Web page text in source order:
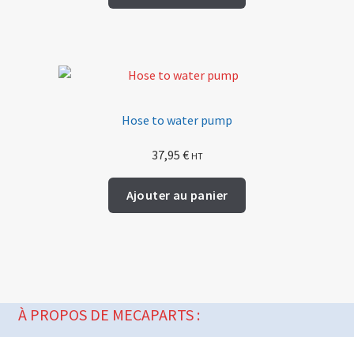
Hose to water pump
37,95 € HT
Ajouter au panier
À PROPOS DE MECAPARTS :